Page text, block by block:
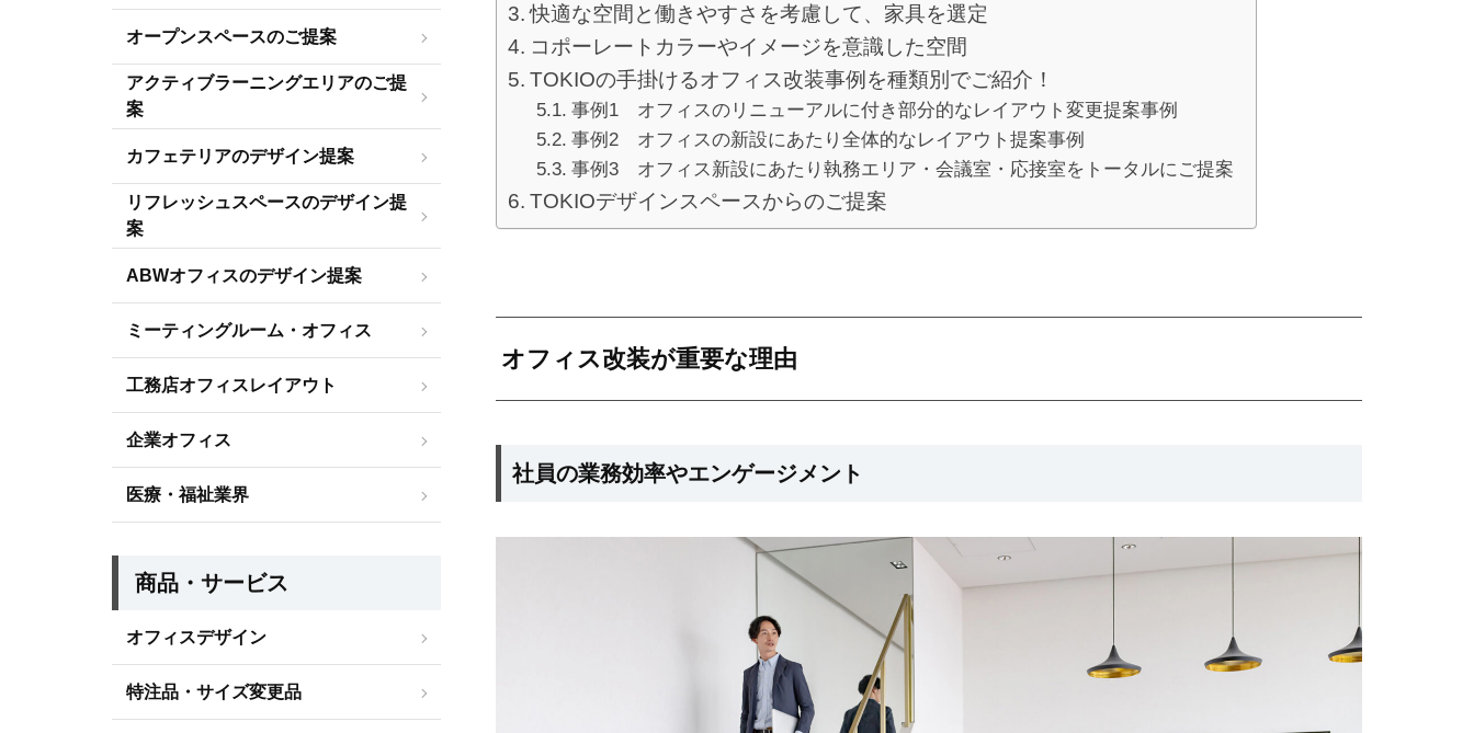
快適な空間と働きやすさを考慮して、家具を選定
コポーレートカラーやイメージを意識した空間
TOKIOの手掛けるオフィス改装事例を種類別でご紹介！
事例1 オフィスのリニューアルに付き部分的なレイアウト変更提案事例
事例2 オフィスの新設にあたり全体的なレイアウト提案事例
事例3 オフィス新設にあたり執務エリア・会議室・応接室をトータルにご提案
TOKIOデザインスペースからのご提案
オフィス改装が重要な理由
社員の業務効率やエンゲージメント
オープンスペースのご提案
アクティブラーニングエリアのご提
案
カフェテリアのデザイン提案
リフレッシュスペースのデザイン提
案
ABWオフィスのデザイン提案
ミーティングルーム・オフィス
工務店オフィスレイアウト
企業オフィス
医療・福祉業界
商品・サービス
オフィスデザイン
特注品・サイズ変更品